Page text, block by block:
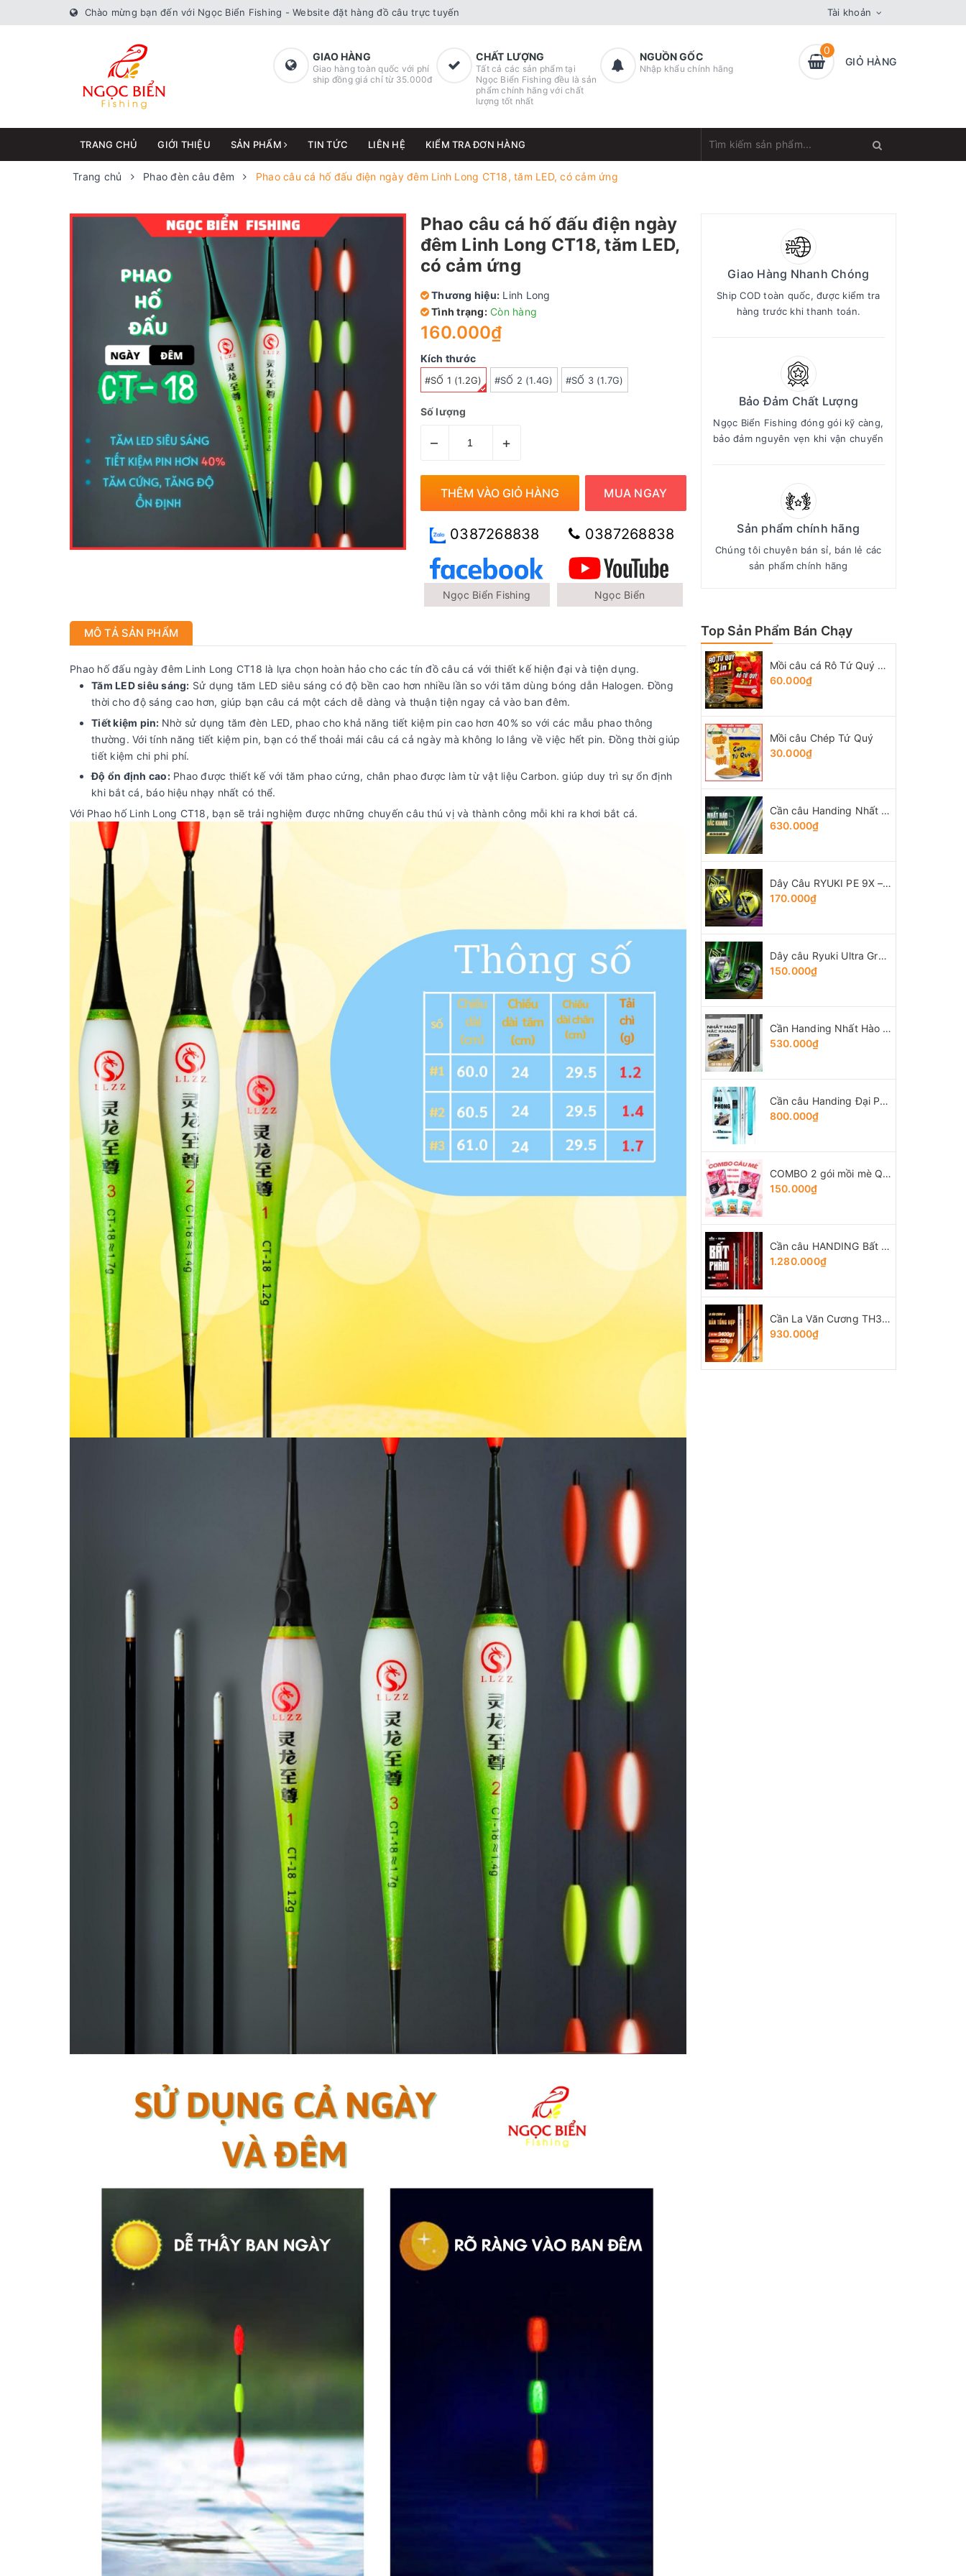
Chào mừng bạn đến với Ngọc Biển Fishing - Website đặt hàng đồ câu trực tuyến Tài khoản
GIAO HÀNG
Giao hàng toàn quốc với phí
ship đồng giá chỉ từ 35.000đ
CHẤT LƯỢNG
Tất cả các sản phẩm tại
Ngọc Biển Fishing đều là sản
phẩm chính hãng với chất
lượng tốt nhất
NGUỒN GỐC
Nhập khẩu chính hãng
0
GIỎ HÀNG
TRANG CHỦ GIỚI THIỆU SẢN PHẨM TIN TỨC LIÊN HỆ KIỂM TRA ĐƠN HÀNG
Trang chủ Phao đèn câu đêm Phao câu cá hố đấu điện ngày đêm Linh Long CT18, tăm LED, có cảm ứng
Phao câu cá hố đấu điện ngày
đêm Linh Long CT18, tăm LED,
có cảm ứng
Thương hiệu: Linh Long
Tình trạng: Còn hàng
160.000₫
Kích thước
#SỐ 1 (1.2G) #SỐ 2 (1.4G) #SỐ 3 (1.7G)
Số lượng
– +
THÊM VÀO GIỎ HÀNG MUA NGAY
0387268838 0387268838
Ngọc Biển Fishing Ngọc Biển
Giao Hàng Nhanh Chóng
Ship COD toàn quốc, được kiểm tra
hàng trước khi thanh toán.
Bảo Đảm Chất Lượng
Ngọc Biển Fishing đóng gói kỹ càng,
bảo đảm nguyên vẹn khi vận chuyển
Sản phẩm chính hãng
Chúng tôi chuyên bán sỉ, bán lẻ các
sản phẩm chính hãng
MÔ TẢ SẢN PHẨM
Phao hố đấu ngày đêm Linh Long CT18 là lựa chọn hoàn hảo cho các tín đồ câu cá với thiết kế hiện đại và tiện dụng.
Tăm LED siêu sáng: Sử dụng tăm LED siêu sáng có độ bền cao hơn nhiều lần so với tăm dùng bóng dẫn Halogen. Đồng
thời cho độ sáng cao hơn, giúp bạn câu cá một cách dễ dàng và thuận tiện ngay cả vào ban đêm.
Tiết kiệm pin: Nhờ sử dụng tăm đèn LED, phao cho khả năng tiết kiệm pin cao hơn 40% so với các mẫu phao thông
thường. Với tính năng tiết kiệm pin, bạn có thể thoải mái câu cá cả ngày mà không lo lắng về việc hết pin. Đồng thời giúp
tiết kiệm chi phi phí.
Độ ổn định cao:Phao được thiết kế với tăm phao cứng, chân phao được làm từ vật liệu Carbon. giúp duy trì sự ổn định
khi bắt cá, báo hiệu nhạy nhất có thể.
Với Phao hố Linh Long CT18, bạn sẽ trải nghiệm được những chuyến câu thú vị và thành công mỗi khi ra khơi bắt cá.
Top Sản Phẩm Bán Chạy
Mồi câu cá Rô Tứ Quý 3 trong 1
60.000₫
Mồi câu Chép Tứ Quý
30.000₫
Cần câu Handing Nhất Hào thế hệ 6
630.000₫
Dây Câu RYUKI PE 9X – Braid
170.000₫
Dây câu Ryuki Ultra Green
150.000₫
Cần Handing Nhất Hào bản Tổng Hợp
530.000₫
Cần câu Handing Đại Phong 5H
800.000₫
COMBO 2 gói mồi mè Quân Lữ + 3 gói Tổng hợp Tứ Quý
150.000₫
Cần câu HANDING Bất Phàm
1.280.000₫
Cần La Văn Cương TH3 bản Tổng Hợp
930.000₫